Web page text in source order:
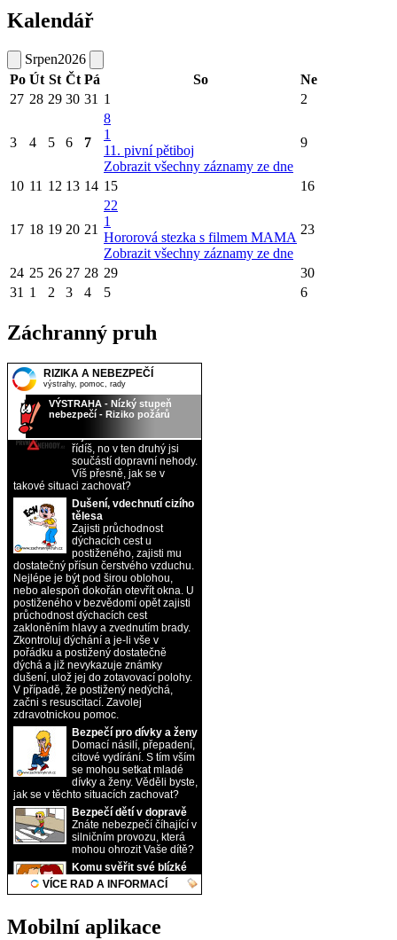
Kalendář
Srpen2026
Po Út St Čt Pá So
Ne
27 28 29 30 31 1 2
3 4 5 6 7
8
1
11. pivní pětiboj
Zobrazit všechny záznamy ze dne
9
10 11 12 13 14 15 16
17 18 19 20 21
22
1
Hororová stezka s filmem MAMA
Zobrazit všechny záznamy ze dne
23
24 25 26 27 28 29
30
31 1 2 3 4 5 6
Záchranný pruh
Mobilní aplikace